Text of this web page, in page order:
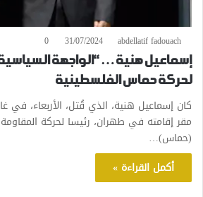
abdellatif fadouach
31/07/2024
0
إسماعيل هنية… “الواجهة
لحركة حماس الفلسطينية
كان إسماعيل هنية، الذي قُتل، الأربعاء، في
مقر إقامته في طهران، رئيسا لحركة
(حماس)…
أكمل القراءة »